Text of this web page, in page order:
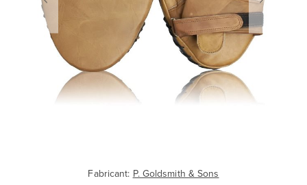
Fabricant: P. Goldsmith & Sons